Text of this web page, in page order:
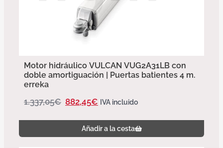
Motor hidráulico VULCAN VUG2A31LB con
doble amortiguación | Puertas batientes 4 m.
erreka
1.337,05€ 882,45€ IVA incluido
Añadir a la cesta